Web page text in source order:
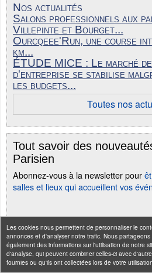
Les cookies nous permettent de personnaliser le
annonces et d'analyser notre trafic. Nous partageons
également des informations sur l'utilisation de notre
d'analyse, qui peuvent combiner celles-ci avec
fournies ou qu'ils ont collectées lors de votre
Nos actualités
Salons professionnels aux
Villepinte et Bourget...
Ourcqeee'Run, une course
km...
ÉTUDE MICE : Le marché
d'entreprise se stabilise
les budgets...
Toutes nos
Tout savoir des
Parisien
Abonnez-vous à la newsletter pour
salles et lieux qui accueillent vos
Seine-